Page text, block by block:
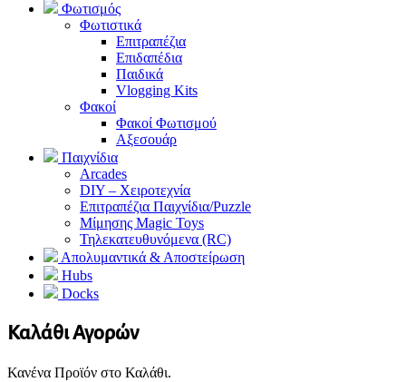
Φωτισμός
Φωτιστικά
Επιτραπέζια
Επιδαπέδια
Παιδικά
Vlogging Kits
Φακοί
Φακοί Φωτισμού
Αξεσουάρ
Παιχνίδια
Arcades
DIY – Χειροτεχνία
Επιτραπέζια Παιχνίδια/Puzzle
Μίμησης Magic Toys
Τηλεκατευθυνόμενα (RC)
Απολυμαντικά & Αποστείρωση
Hubs
Docks
Καλάθι Αγορών
Κανένα Προϊόν στο Καλάθι.